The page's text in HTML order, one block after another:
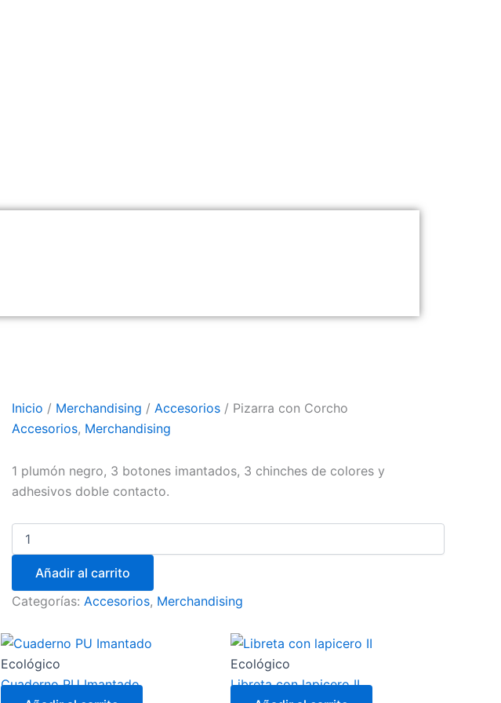
Inicio / Merchandising / Accesorios / Pizarra con Corcho
Accesorios, Merchandising
1 plumón negro, 3 botones imantados, 3 chinches de colores y
adhesivos doble contacto.
Añadir al carrito
Categorías: Accesorios, Merchandising
Ecológico
Cuaderno PU Imantado
Ecológico
Libreta con lapicero II